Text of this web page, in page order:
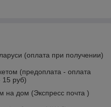
(оплата при получении)
(предоплата - оплата
15 руб)
на дом (Экспресс почта )